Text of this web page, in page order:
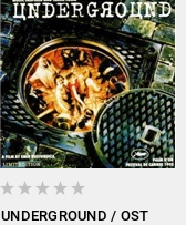
UNDERGROUND / OST